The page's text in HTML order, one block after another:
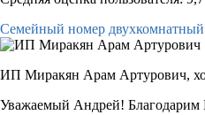
Семейный номер
ИП Миракян Арам Артурович,
Уважаемый Андрей! Благодарим